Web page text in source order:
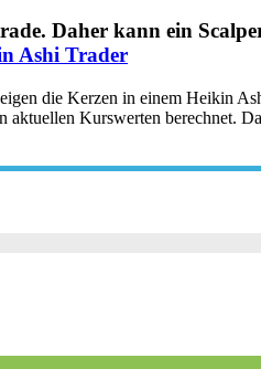
Daher kann ein
Ashi Trader
die Kerzen in einem Heikin
Kurswerten berechnet.